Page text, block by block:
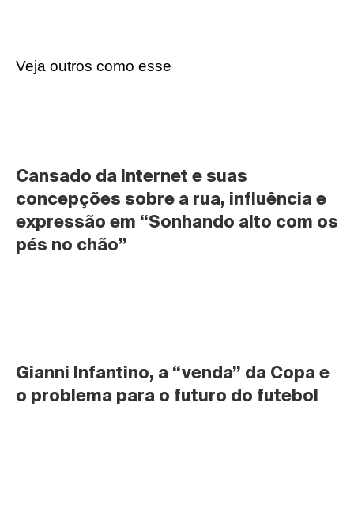
Veja outros como esse
Cansado da Internet e suas
concepções sobre a rua, influência e
expressão em “Sonhando alto com os
pés no chão”
Gianni Infantino, a “venda” da Copa e
o problema para o futuro do futebol